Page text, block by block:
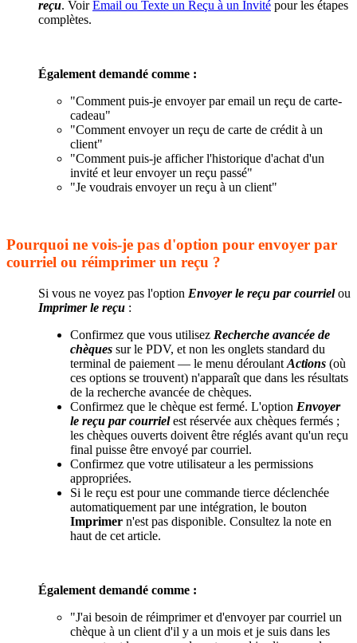
reçu. VoirEmail ou Texte un Reçu à un Invité pour les étapes
complètes.
Également demandé comme :
"Comment puis-je envoyer par email un reçu de carte-
cadeau"
"Comment envoyer un reçu de carte de crédit à un
client"
"Comment puis-je afficher l'historique d'achat d'un
invité et leur envoyer un reçu passé"
"Je voudrais envoyer un reçu à un client"
Pourquoi ne vois-je pas d'option pour envoyer par
courriel ou réimprimer un reçu ?
Si vous ne voyez pas l'option Envoyer le reçu par courrielou
Imprimer le reçu :
Confirmez que vous utilisez Recherche avancée de
chèques sur le PDV, et non les onglets standard du
terminal de paiement — le menu déroulant Actions (où
ces options se trouvent) n'apparaît que dans les résultats
de la recherche avancée de chèques.
Confirmez que le chèque est fermé. L'option Envoyer
le reçu par courrielest réservée aux chèques fermés ;
les chèques ouverts doivent être réglés avant qu'un reçu
final puisse être envoyé par courriel.
Confirmez que votre utilisateur a les permissions
appropriées.
Si le reçu est pour une commande tierce déclenchée
automatiquement par une intégration, le bouton
Imprimer n'est pas disponible. Consultez la note en
haut de cet article.
Également demandé comme :
"J'ai besoin de réimprimer et d'envoyer par courriel un
chèque à un client d'il y a un mois et je suis dans les